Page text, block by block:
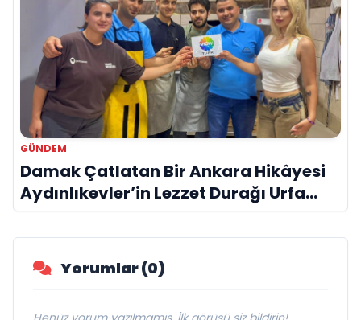
GÜNDEM
Damak Çatlatan Bir Ankara Hikâyesi
Aydınlıkevler’in Lezzet Durağı Urfa
Damak
Yorumlar (0)